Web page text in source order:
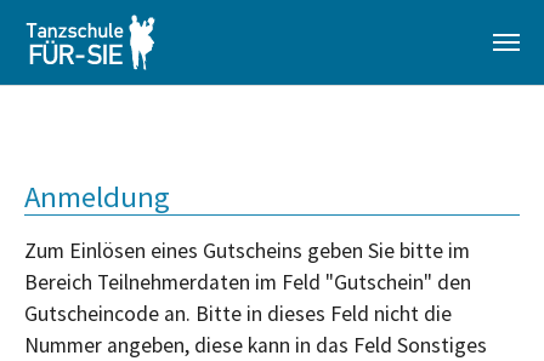
Anmeldung
Zum Einlösen eines Gutscheins geben Sie bitte im
Bereich Teilnehmerdaten im Feld "Gutschein" den
Gutscheincode an. Bitte in dieses Feld nicht die
Nummer angeben, diese kann in das Feld Sonstiges